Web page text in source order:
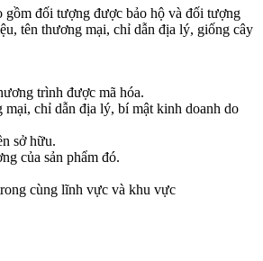
gồm đối tượng được bảo hộ và đối tượng
tên thương mại, chỉ dẫn địa lý, giống cây
trình được mã hóa.
mại, chỉ dẫn địa lý, bí mật kinh doanh do
sở hữu.
của sản phẩm đó.
cùng lĩnh vực và khu vực